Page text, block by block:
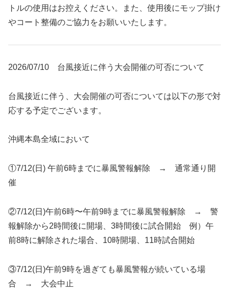
トルの使用はお控えください。また、使用後にモップ掛け
やコート整備のご協力をお願いいたします。
2026/07/10 台風接近に伴う大会開催の可否について
台風接近に伴う、大会開催の可否については以下の形で対
応する予定でございます。
沖縄本島全域において
①7/12(日) 午前6時までに暴風警報解除 → 通常通り開
催
②7/12(日)午前6時〜午前9時までに暴風警報解除 → 警
報解除から2時間後に開場、3時間後に試合開始 例）午
前8時に解除された場合、10時開場、11時試合開始
③7/12(日)午前9時を過ぎても暴風警報が続いている場
合 → 大会中止